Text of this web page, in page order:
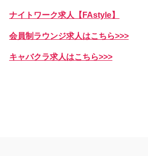
ナイトワーク求人【FAstyle】
会員制ラウンジ求人はこちら>>>
キャバクラ求人はこちら>>>